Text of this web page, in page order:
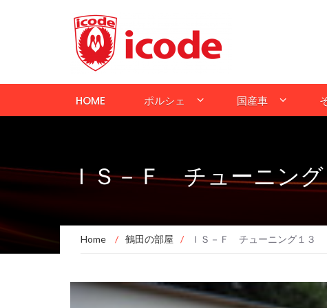
HOME ポルシェ 国産車
ＩＳ－Ｆ チューニング
Home / 鶴田の部屋 / ＩＳ－Ｆ チューニング１３